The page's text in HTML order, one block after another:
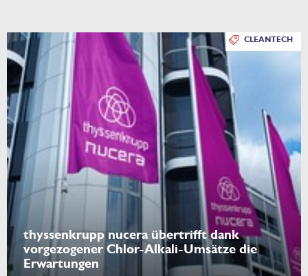
CLEANTECH
thyssenkrupp nucera übertrifft dank
vorgezogener Chlor-Alkali-Umsätze die
Erwartungen